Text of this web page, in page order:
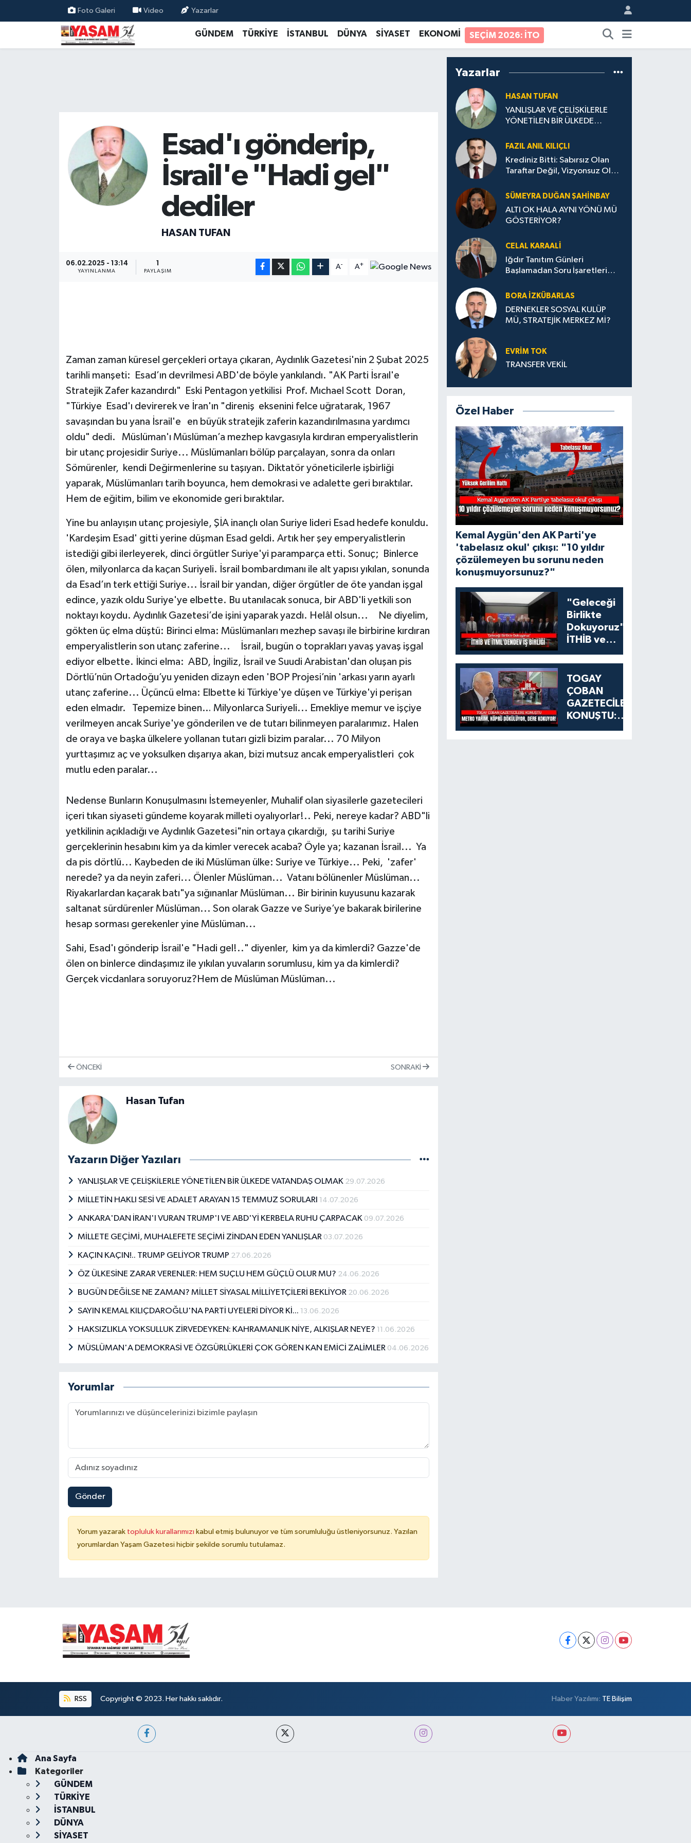
Foto Galeri Video Yazarlar
GÜNDEM TÜRKİYE İSTANBUL DÜNYA SİYASET EKONOMİ SEÇİM 2026: İTO
Esad'ı gönderip,
İsrail'e "Hadi gel"
dediler
HASAN TUFAN
06.02.2025 - 13:14
YAYINLANMA
1
PAYLAŞIM
A- A+
Zaman zaman küresel gerçekleri ortaya çıkaran, Aydınlık Gazetesi'nin 2 Şubat 2025
tarihli manşeti: Esad’ın devrilmesi ABD'de böyle yankılandı. "AK Parti İsraıl'e
Stratejik Zafer kazandırdı" Eski Pentagon yetkilisi Prof. Mıchael Scott Doran,
"Türkiye Esad'ı devirerek ve İran'ın "direniş eksenini felce uğratarak, 1967
savaşından bu yana İsrail'e en büyük stratejik zaferin kazandırılmasına yardımcı
oldu" dedi. Müslüman'ı Müslüman’a mezhep kavgasıyla kırdıran emperyalistlerin
bir utanç projesidir Suriye... Müslümanları bölüp parçalayan, sonra da onları
Sömürenler, kendi Değirmenlerine su taşıyan. Diktatör yöneticilerle işbirliği
yaparak, Müslümanları tarih boyunca, hem demokrasi ve adalette geri bıraktılar.
Hem de eğitim, bilim ve ekonomide geri bıraktılar.
Yine bu anlayışın utanç projesiyle, ŞİA inançlı olan Suriye lideri Esad hedefe konuldu.
'Kardeşim Esad' gitti yerine düşman Esad geldi. Artık her şey emperyalistlerin
istediği gibi ilerleyerek, dinci örgütler Suriye'yi paramparça etti. Sonuç; Binlerce
ölen, milyonlarca da kaçan Suriyeli. İsrail bombardımanı ile alt yapısı yıkılan, sonunda
da Esad’ın terk ettiği Suriye... İsrail bir yandan, diğer örgütler de öte yandan işgal
edince, yazık oldu Suriye'ye elbette. Bu utanılacak sonuca, bir ABD'li yetkili son
noktayı koydu. Aydınlık Gazetesi’de işini yaparak yazdı. Helâl olsun... Ne diyelim,
gökten üç elma düştü: Birinci elma: Müslümanları mezhep savaşı ile birbirine kırdıran
emperyalistlerin son utanç zaferine... İsrail, bugün o toprakları yavaş yavaş işgal
ediyor elbette. İkinci elma: ABD, İngiliz, İsrail ve Suudi Arabistan'dan oluşan pis
Dörtlü’nün Ortadoğu’yu yeniden dizayn eden 'BOP Projesi’nin 'arkası yarın ayarlı
utanç zaferine... Üçüncü elma: Elbette ki Türkiye'ye düşen ve Türkiye'yi perişan
eden elmadır. Tepemize binen… Milyonlarca Suriyeli... Emekliye memur ve işçiye
verilmeyen ancak Suriye'ye gönderilen ve de tutarı bilinmeyen paralarımız. Halen
de oraya ve başka ülkelere yollanan tutarı gizli bizim paralar... 70 Milyon
yurttaşımız aç ve yoksulken dışarıya akan, bizi mutsuz ancak emperyalistleri çok
mutlu eden paralar...
Nedense Bunların Konuşulmasını İstemeyenler, Muhalif olan siyasilerle gazetecileri
içeri tıkan siyaseti gündeme koyarak milleti oyalıyorlar!.. Peki, nereye kadar? ABD"li
yetkilinin açıkladığı ve Aydınlık Gazetesi"nin ortaya çıkardığı, şu tarihi Suriye
gerçeklerinin hesabını kim ya da kimler verecek acaba? Öyle ya; kazanan İsrail... Ya
da pis dörtlü... Kaybeden de iki Müslüman ülke: Suriye ve Türkiye... Peki, 'zafer'
nerede? ya da neyin zaferi... Ölenler Müslüman... Vatanı bölünenler Müslüman...
Riyakarlardan kaçarak batı"ya sığınanlar Müslüman... Bir birinin kuyusunu kazarak
saltanat sürdürenler Müslüman... Son olarak Gazze ve Suriye’ye bakarak birilerine
hesap sorması gerekenler yine Müslüman...
Sahi, Esad'ı gönderip İsrail'e "Hadi gel!.." diyenler, kim ya da kimlerdi? Gazze'de
ölen on binlerce dindaşımız ile yıkılan yuvaların sorumlusu, kim ya da kimlerdi?
Gerçek vicdanlara soruyoruz?Hem de Müslüman Müslüman...
ÖNCEKI SONRAKI
Hasan Tufan
Yazarın Diğer Yazıları
YANLIŞLAR VE ÇELİŞKİLERLE YÖNETİLEN BİR ÜLKEDE VATANDAŞ OLMAK 29.07.2026
MİLLETİN HAKLI SESİ VE ADALET ARAYAN 15 TEMMUZ SORULARI 14.07.2026
ANKARA'DAN İRAN'I VURAN TRUMP'I VE ABD'Yİ KERBELA RUHU ÇARPACAK 09.07.2026
MİLLETE GEÇİMİ, MUHALEFETE SEÇİMİ ZİNDAN EDEN YANLIŞLAR 03.07.2026
KAÇIN KAÇIN!.. TRUMP GELİYOR TRUMP 27.06.2026
ÖZ ÜLKESİNE ZARAR VERENLER: HEM SUÇLU HEM GÜÇLÜ OLUR MU? 24.06.2026
BUGÜN DEĞİLSE NE ZAMAN? MİLLET SİYASAL MİLLİYETÇİLERİ BEKLİYOR 20.06.2026
SAYIN KEMAL KILIÇDAROĞLU'NA PARTİ UYELERİ DİYOR Kİ... 13.06.2026
HAKSIZLIKLA YOKSULLUK ZİRVEDEYKEN: KAHRAMANLIK NİYE, ALKIŞLAR NEYE? 11.06.2026
MÜSLÜMAN'A DEMOKRASİ VE ÖZGÜRLÜKLERİ ÇOK GÖREN KAN EMİCİ ZALİMLER 04.06.2026
Yorumlar
Gönder
Yorum yazarak topluluk kurallarımızı kabul etmiş bulunuyor ve tüm sorumluluğu üstleniyorsunuz. Yazılan
yorumlardan Yaşam Gazetesi hiçbir şekilde sorumlu tutulamaz.
Yazarlar
HASAN TUFAN
YANLIŞLAR VE ÇELİŞKİLERLE
YÖNETİLEN BİR ÜLKEDE
FAZIL ANIL KILIÇLI
Krediniz Bitti: Sabırsız Olan
Taraftar Değil, Vizyonsuz Olan
SÜMEYRA DUĞAN ŞAHINBAY
ALTI OK HALA AYNI YÖNÜ MÜ
GÖSTERİYOR?
CELAL KARAALİ
Iğdır Tanıtım Günleri
Başlamadan Soru İşaretleri
BORA İZKÜBARLAS
DERNEKLER SOSYAL KULÜP
MÜ, STRATEJİK MERKEZ Mİ?
EVRİM TOK
TRANSFER VEKİL
Özel Haber
Kemal Aygün'den AK Parti'ye
'tabelasız okul' çıkışı: "10 yıldır
çözülemeyen bu sorunu neden
konuşmuyorsunuz?"
"Geleceği
Birlikte
Dokuyoruz":
İTHİB ve
Tekstil
Eğitiminde
Dev İş Birliği
TOGAY
ÇOBAN
GAZETECİLERE
KONUŞTU:
RSS Copyright © 2023. Her hakkı saklıdır. Haber Yazılımı: TE Bilişim
Ana Sayfa
Kategoriler
GÜNDEM
TÜRKİYE
İSTANBUL
DÜNYA
SİYASET